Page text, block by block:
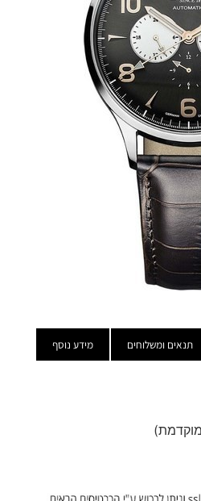
תנאים ומשלוחים מידע נוסף